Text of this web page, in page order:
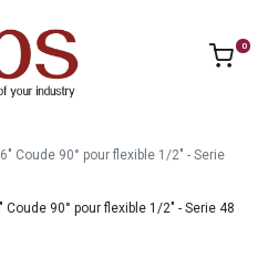
0
Coude 90° pour flexible 1/2" - Serie